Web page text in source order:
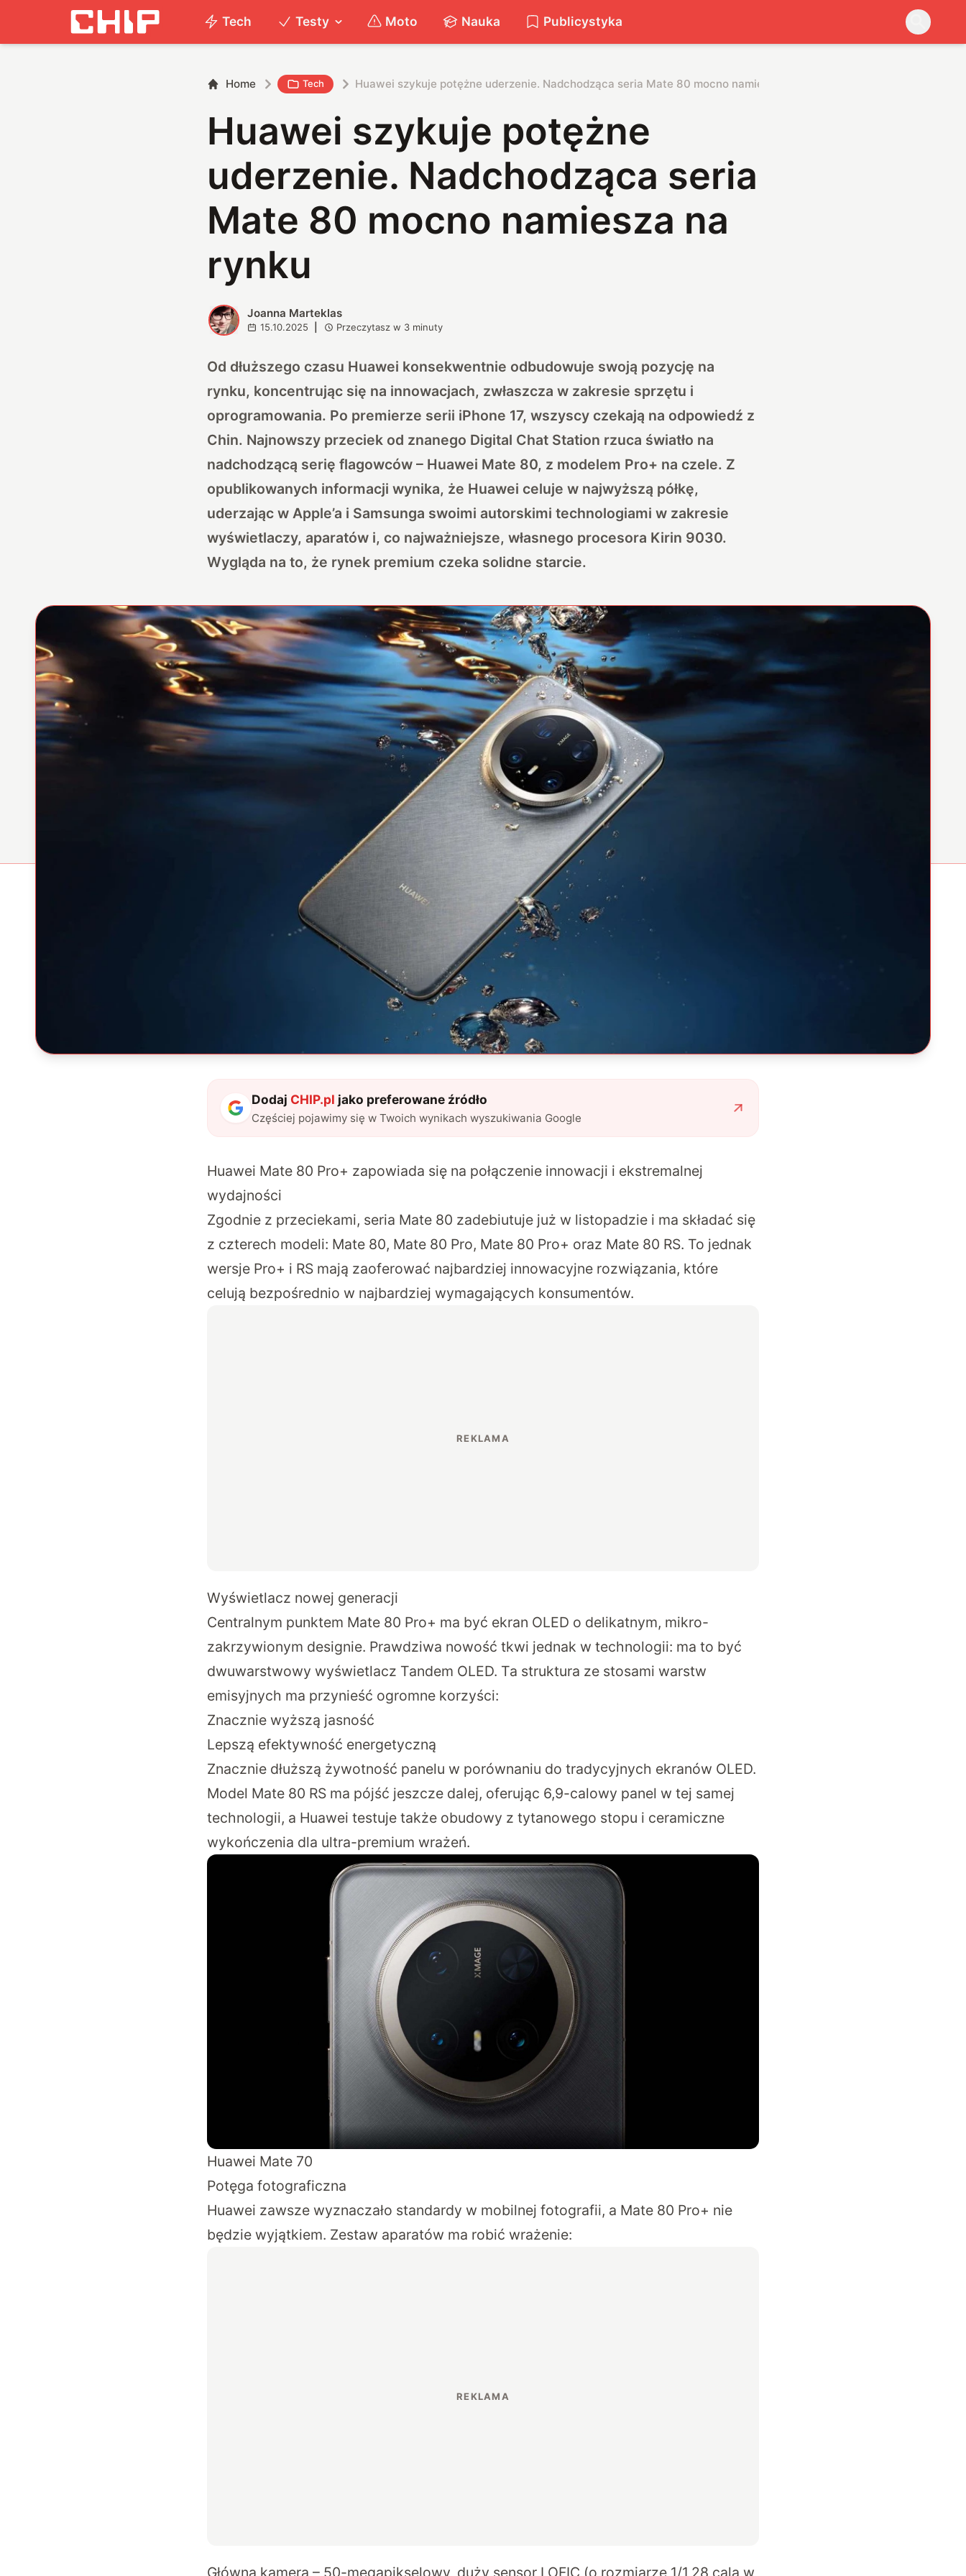
Tech Testy Moto Nauka Publicystyka
Home Tech Huawei szykuje potężne uderzenie. Nadchodząca seria Mate 80 mocno namiesza na rynku
Huawei szykuje potężne
uderzenie. Nadchodząca seria
Mate 80 mocno namiesza na
rynku
J Joanna Marteklas
15.10.2025 Przeczytasz w 3 minuty
Od dłuższego czasu Huawei konsekwentnie odbudowuje swoją pozycję na
rynku, koncentrując się na innowacjach, zwłaszcza w zakresie sprzętu i
oprogramowania. Po premierze serii iPhone 17, wszyscy czekają na odpowiedź z
Chin. Najnowszy przeciek od znanego Digital Chat Station rzuca światło na
nadchodzącą serię flagowców – Huawei Mate 80, z modelem Pro+ na czele. Z
opublikowanych informacji wynika, że Huawei celuje w najwyższą półkę,
uderzając w Apple’a i Samsunga swoimi autorskimi technologiami w zakresie
wyświetlaczy, aparatów i, co najważniejsze, własnego procesora Kirin 9030.
Wygląda na to, że rynek premium czeka solidne starcie.
Dodaj CHIP.pl jako preferowane źródło
Częściej pojawimy się w Twoich wynikach wyszukiwania Google
Huawei Mate 80 Pro+ zapowiada się na połączenie innowacji i ekstremalnej
wydajności
Zgodnie z przeciekami, seria Mate 80 zadebiutuje już w listopadzie i ma składać się
z czterech modeli: Mate 80, Mate 80 Pro, Mate 80 Pro+ oraz Mate 80 RS. To jednak
wersje Pro+ i RS mają zaoferować najbardziej innowacyjne rozwiązania, które
celują bezpośrednio w najbardziej wymagających konsumentów.
Wyświetlacz nowej generacji
Centralnym punktem Mate 80 Pro+ ma być ekran OLED o delikatnym, mikro-
zakrzywionym designie. Prawdziwa nowość tkwi jednak w technologii: ma to być
dwuwarstwowy wyświetlacz Tandem OLED. Ta struktura ze stosami warstw
emisyjnych ma przynieść ogromne korzyści:
Znacznie wyższą jasność
Lepszą efektywność energetyczną
Znacznie dłuższą żywotność panelu w porównaniu do tradycyjnych ekranów OLED.
Model Mate 80 RS ma pójść jeszcze dalej, oferując 6,9-calowy panel w tej samej
technologii, a Huawei testuje także obudowy z tytanowego stopu i ceramiczne
wykończenia dla ultra-premium wrażeń.
Huawei Mate 70
Potęga fotograficzna
Huawei zawsze wyznaczało standardy w mobilnej fotografii, a Mate 80 Pro+ nie
będzie wyjątkiem. Zestaw aparatów ma robić wrażenie:
Główna kamera – 50-megapikselowy, duży sensor LOFIC (o rozmiarze 1/1,28 cala w